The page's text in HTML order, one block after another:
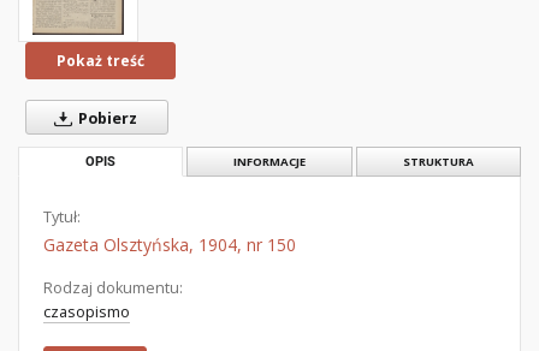
Pokaż treść
Pobierz
OPIS INFORMACJE STRUKTURA
Tytuł:
Gazeta Olsztyńska, 1904, nr 150
Rodzaj dokumentu:
czasopismo